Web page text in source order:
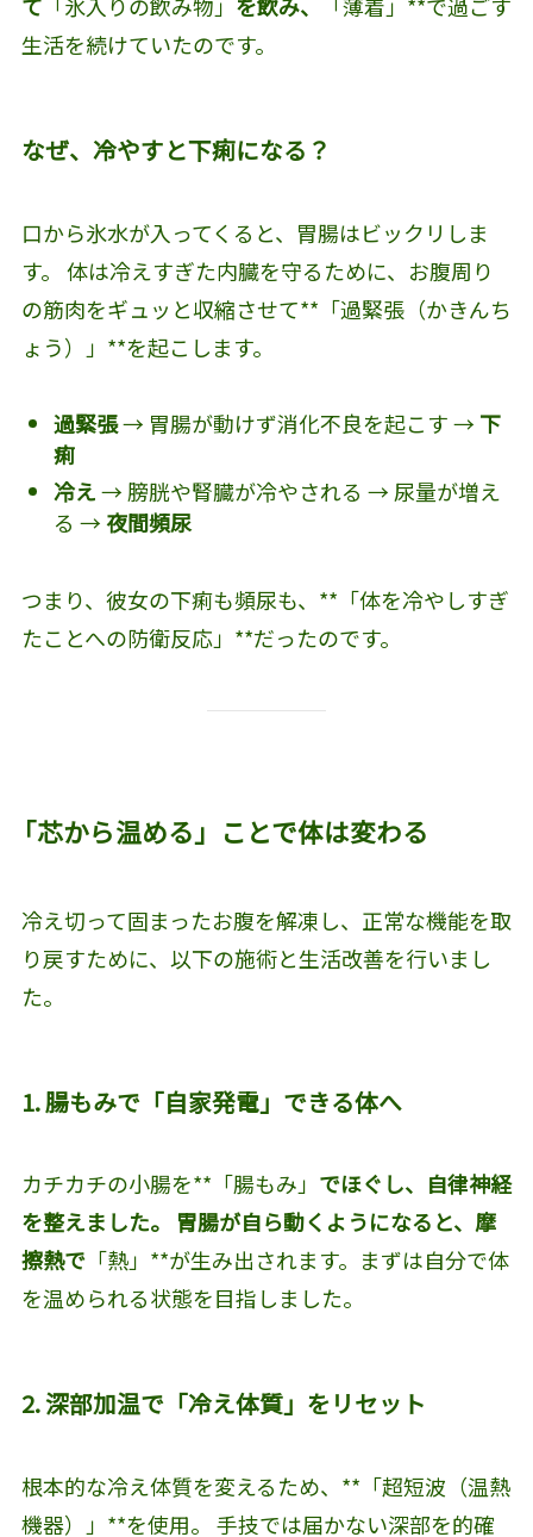
生活を続けていたのです。
なぜ、冷やすと下痢になる？
口から氷水が入ってくると、胃腸はビックリしま
す。 体は冷えすぎた内臓を守るために、お腹周り
の筋肉をギュッと収縮させて**「過緊張（かきんち
ょう）」**を起こします。
過緊張→ 胃腸が動けず消化不良を起こす → 下
痢
冷え→ 膀胱や腎臓が冷やされる → 尿量が増え
る →夜間頻尿
つまり、彼女の下痢も頻尿も、**「体を冷やしすぎ
たことへの防衛反応」**だったのです。
「芯から温める」ことで体は変わる
冷え切って固まったお腹を解凍し、正常な機能を取
り戻すために、以下の施術と生活改善を行いまし
た。
1. 腸もみで「自家発電」できる体へ
カチカチの小腸を**「腸もみ」 でほぐし、自律神経
を整えました。 胃腸が自ら動くようになると、摩
擦熱で「熱」**が生み出されます。まずは自分で体
を温められる状態を目指しました。
2. 深部加温で「冷え体質」をリセット
根本的な冷え体質を変えるため、**「超短波（温熱
機器）」**を使用。 手技では届かない深部を的確